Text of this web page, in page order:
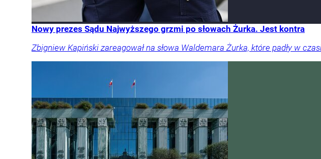
Nowy prezes Sądu Najwyższego grzmi po słowach Żurka. Jest kontra
Zbigniew Kapiński zareagował na słowa Waldemara Żurka, które padły w